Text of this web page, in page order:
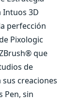
Intuos 3D
perfección
Pixologic
que
de
creaciones
Pen, sin